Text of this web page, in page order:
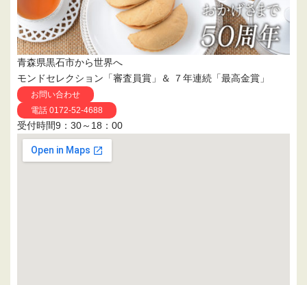
青森県黒石市から世界へ
モンドセレクション「審査員賞」＆ ７年連続「最高金賞」
お問い合わせ
電話 0172-52-4688
受付時間9：30～18：00